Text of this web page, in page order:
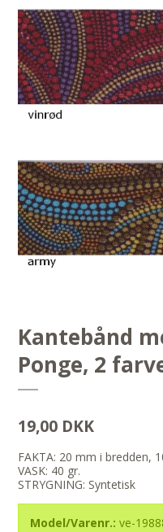
Kantebånd
Ponge, 2
19,00 DKK
FAKTA: 20 mm i bredden,
VASK: 40 gr.
STRYGNING: Syntetisk
Model/Varenr.: ve-